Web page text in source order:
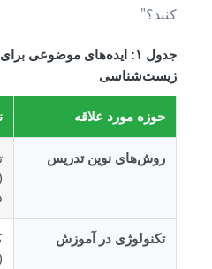
کنند؟”
جدول ۱: ایده‌های موضوعی
زیست‌شناسی
حوزه مورد علاقه
روش‌های نوین تدریس
تکنولوژی در آموزش